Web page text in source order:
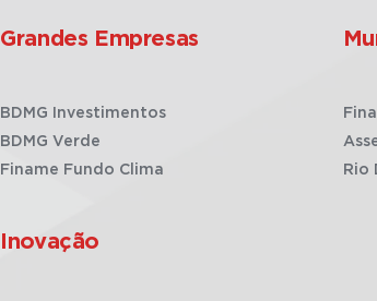
Grandes Empresas
BDMG Investimentos
BDMG Verde
Finame Fundo Clima
Inovação
Rio